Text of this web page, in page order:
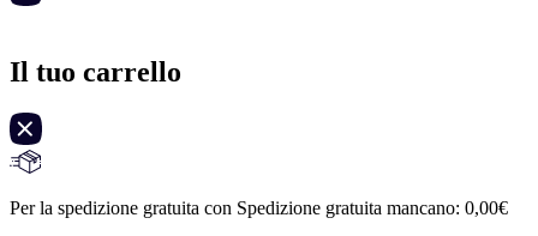
Il tuo carrello
Per la spedizione gratuita con Spedizione gratuita mancano: 0,00€